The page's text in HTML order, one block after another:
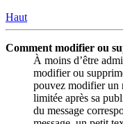
Haut
Comment modifier ou
À moins d’être
modifier ou
pouvez modifier un
limitée après sa
du message